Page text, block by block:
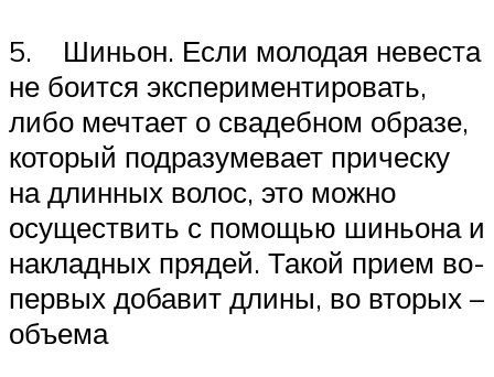
5. Шиньон. Если молодая невеста
не боится экспериментировать,
либо мечтает о свадебном образе,
который подразумевает прическу
на длинных волос, это можно
осуществить с помощью шиньона и
накладных прядей. Такой прием во-
первых добавит длины, во вторых –
объема